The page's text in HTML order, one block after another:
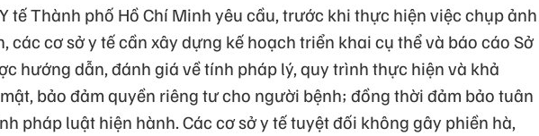
tế Thành phố Hồ Chí Minh yêu cầu, trước khi thực hiện việc chụp ảnh
các cơ sở y tế cần xây dựng kế hoạch triển khai cụ thể và báo cáo Sở
hướng dẫn, đánh giá về tính pháp lý, quy trình thực hiện và khả
bảo đảm quyền riêng tư cho người bệnh; đồng thời đảm bảo tuân
pháp luật hiện hành. Các cơ sở y tế tuyệt đối không gây phiền hà,